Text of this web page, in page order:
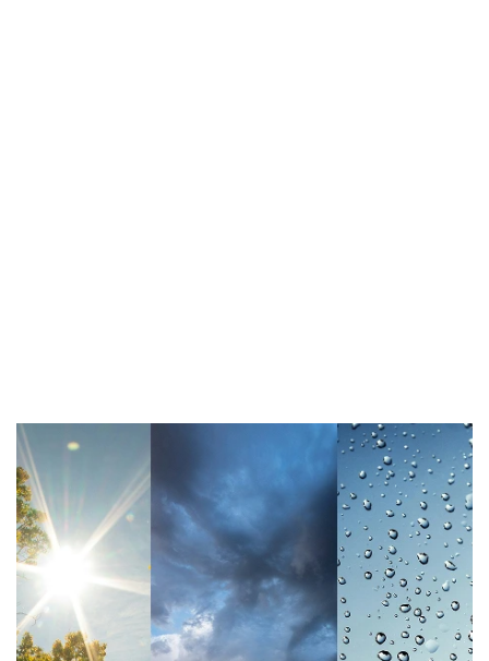
Veiligheid en comfort
plus: één systeem voor
alle weer­som­stan­dig­he­
den.